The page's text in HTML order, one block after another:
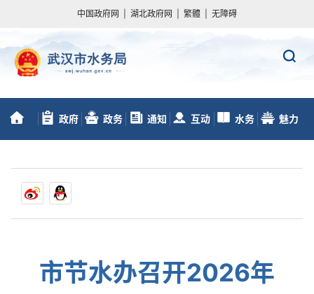
中国政府网 湖北政府网 繁體 无障碍
政府 政务 通知 互动 水务 魅力
市节水办召开2026年